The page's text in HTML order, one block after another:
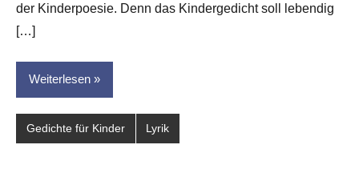
der Kinderpoesie. Denn das Kindergedicht soll lebendig
[…]
Weiterlesen
Gedichte für Kinder Lyrik